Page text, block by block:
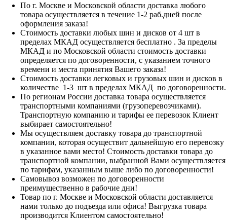
По г. Москве и Московской области доставка любого
товара осуществляется в течение 1-2 раб.дней после
оформления заказа!
Стоимость доставки любых шин и дисков от 4 шт в
пределах МКАД осуществляется бесплатно . За пределы
МКАД и по Московской области стоимость доставки
определяется по договоренности, с указанием точного
времени и места принятия Вашего заказа!
Стоимость доставки легковых и грузовых шин и дисков в
количестве 1-3 шт в пределах МКАД по договоренности.
По регионам России доставка товара осуществляется
транспортными компаниями (грузоперевозчиками).
Транспортную компанию и тарифы ее перевозок Клиент
выбирает самостоятельно!
Мы осуществляем доставку товара до транспортной
компании, которая осуществит дальнейшую его перевозку
в указанное вами место! Стоимость доставки товара до
транспортной компании, выбранной Вами осуществляется
по тарифам, указанным выше либо по договоренности!
Самовывоз возможен по договоренности
преимущественно в рабочие дни!
Товар по г. Москве и Московской области доставляется
нами только до подъезда или офиса! Выгрузка товара
производится Клиентом самостоятельно!